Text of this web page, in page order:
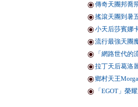
傳奇天團邦喬
搖滾天團到暑
小天后莎賓娜
流行最強天團
「網路世代的
拉丁天后葛洛
鄉村天王
「EGOT」榮